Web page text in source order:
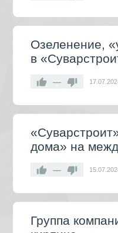
Озеленение,
в
—
дома» на
—
Группа